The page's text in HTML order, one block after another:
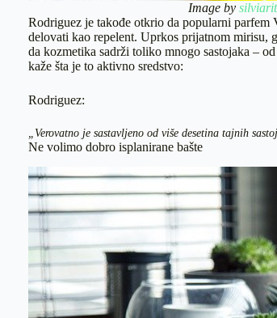
Image by
Rodriguez je takođe otkrio da popularni parfem
delovati kao repelent. Uprkos prijatnom mirisu,
da kozmetika sadrži toliko mnogo sastojaka –
kaže šta je to aktivno sredstvo:
Rodriguez:
„Verovatno je sastavljeno od više desetina tajnih
Ne volimo dobro isplanirane bašte